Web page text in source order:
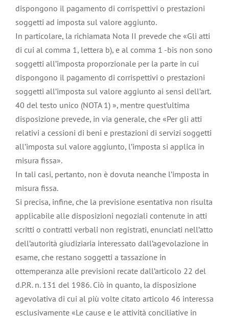
dispongono il pagamento di corrispettivi o prestazioni
soggetti ad imposta sul valore aggiunto.
In particolare, la richiamata Nota II prevede che «Gli atti
di cui al comma 1, lettera b), e al comma 1 -bis non sono
soggetti all’imposta proporzionale per la parte in cui
dispongono il pagamento di corrispettivi o prestazioni
soggetti all’imposta sul valore aggiunto ai sensi dell’art.
40 del testo unico (NOTA 1) », mentre quest’ultima
disposizione prevede, in via generale, che «Per gli atti
relativi a cessioni di beni e prestazioni di servizi soggetti
all’imposta sul valore aggiunto, l’imposta si applica in
misura fissa».
In tali casi, pertanto, non è dovuta neanche l’imposta in
misura fissa.
Si precisa, infine, che la previsione esentativa non risulta
applicabile alle disposizioni negoziali contenute in atti
scritti o contratti verbali non registrati, enunciati nell’atto
dell’autorità giudiziaria interessato dall’agevolazione in
esame, che restano soggetti a tassazione in
ottemperanza alle previsioni recate dall’articolo 22 del
d.P.R. n. 131 del 1986. Ciò in quanto, la disposizione
agevolativa di cui al più volte citato articolo 46 interessa
esclusivamente «Le cause e le attività conciliative in